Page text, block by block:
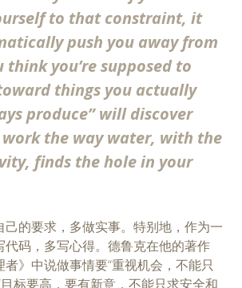
to that constraint, it
push you away from
think you’re supposed to
things you actually
produce” will discover
work the way water, with the
finds the hole in your
己的要求，多做实事。特别地，作为一
代码，多写心得。德鲁克在他的著作
者》中说做事情要“重视机会，不能只
标要高，要有新意，不能只求安全和